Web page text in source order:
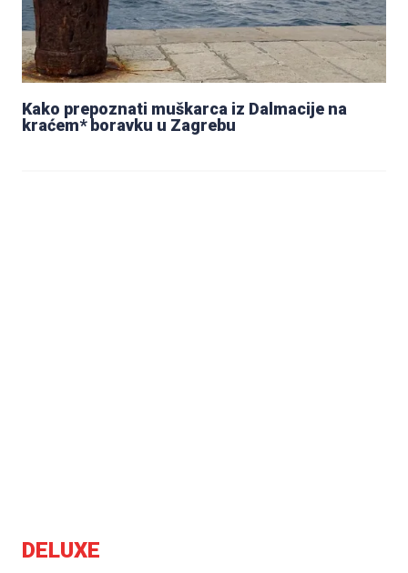
Kako prepoznati muškarca iz Dalmacije na
kraćem* boravku u Zagrebu
DELUXE